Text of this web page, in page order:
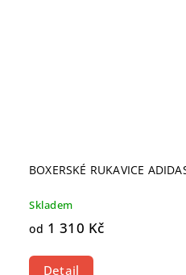
BOXERSKÉ RUKAVICE
Skladem
od 1 310 Kč
Detail